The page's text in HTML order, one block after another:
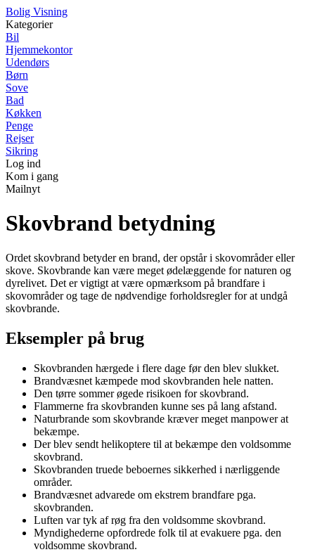
Bolig Visning
Kategorier
Bil
Hjemmekontor
Udendørs
Børn
Sove
Bad
Køkken
Penge
Rejser
Sikring
Log ind
Kom i gang
Mailnyt
Skovbrand betydning
Ordet skovbrand betyder en brand, der opstår i skovområder eller
skove. Skovbrande kan være meget ødelæggende for naturen og
dyrelivet. Det er vigtigt at være opmærksom på brandfare i
skovområder og tage de nødvendige forholdsregler for at undgå
skovbrande.
Eksempler på brug
Skovbranden hærgede i flere dage før den blev slukket.
Brandvæsnet kæmpede mod skovbranden hele natten.
Den tørre sommer øgede risikoen for skovbrand.
Flammerne fra skovbranden kunne ses på lang afstand.
Naturbrande som skovbrande kræver meget manpower at
bekæmpe.
Der blev sendt helikoptere til at bekæmpe den voldsomme
skovbrand.
Skovbranden truede beboernes sikkerhed i nærliggende
områder.
Brandvæsnet advarede om ekstrem brandfare pga.
skovbranden.
Luften var tyk af røg fra den voldsomme skovbrand.
Myndighederne opfordrede folk til at evakuere pga. den
voldsomme skovbrand.